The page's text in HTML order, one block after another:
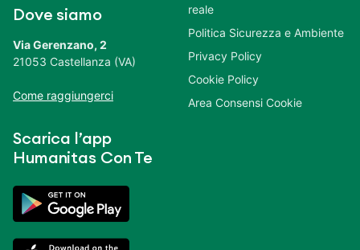
Dove siamo
Via Gerenzano, 2
21053 Castellanza (VA)
Come raggiungerci
Scarica l’app
Humanitas Con Te
reale
Politica Sicurezza e Ambiente
Privacy Policy
Cookie Policy
Area Consensi Cookie